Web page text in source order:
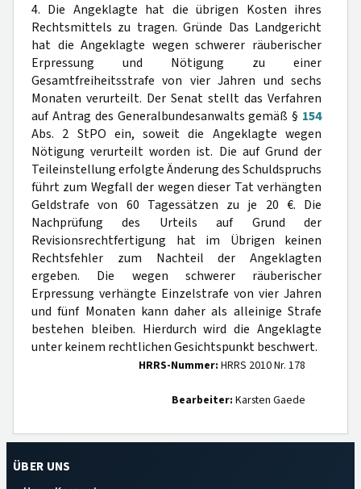
4. Die Angeklagte hat die übrigen Kosten ihres
Rechtsmittels zu tragen. Gründe Das Landgericht
hat die Angeklagte wegen schwerer räuberischer
Erpressung und Nötigung zu einer
Gesamtfreiheitsstrafe von vier Jahren und sechs
Monaten verurteilt. Der Senat stellt das Verfahren
auf Antrag des Generalbundesanwalts gemäß § 154
Abs. 2 StPO ein, soweit die Angeklagte wegen
Nötigung verurteilt worden ist. Die auf Grund der
Teileinstellung erfolgte Änderung des Schuldspruchs
führt zum Wegfall der wegen dieser Tat verhängten
Geldstrafe von 60 Tagessätzen zu je 20 €. Die
Nachprüfung des Urteils auf Grund der
Revisionsrechtfertigung hat im Übrigen keinen
Rechtsfehler zum Nachteil der Angeklagten
ergeben. Die wegen schwerer räuberischer
Erpressung verhängte Einzelstrafe von vier Jahren
und fünf Monaten kann daher als alleinige Strafe
bestehen bleiben. Hierdurch wird die Angeklagte
unter keinem rechtlichen Gesichtspunkt beschwert.
HRRS-Nummer: HRRS 2010 Nr. 178
Bearbeiter: Karsten Gaede
ÜBER UNS